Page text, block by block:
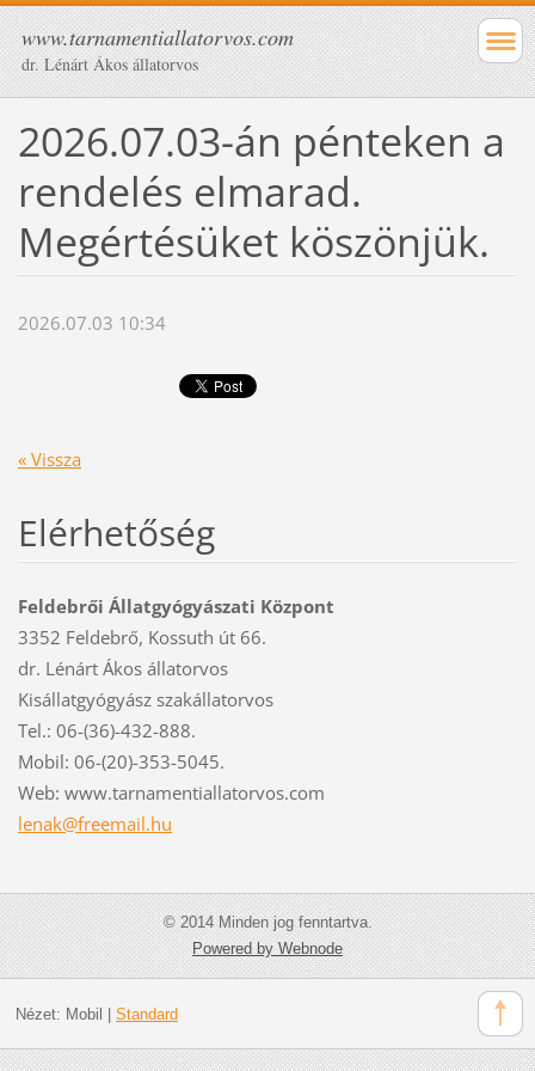
www.tarnamentiallatorvos.com
dr. Lénárt Ákos állatorvos
2026.07.03-án pénteken a
rendelés elmarad.
Megértésüket köszönjük.
2026.07.03 10:34
« Vissza
Elérhetőség
Feldebrői Állatgyógyászati Központ
3352 Feldebrő, Kossuth út 66.
dr. Lénárt Ákos állatorvos
Kisállatgyógyász szakállatorvos
Tel.: 06-(36)-432-888.
Mobil: 06-(20)-353-5045.
Web: www.tarnamentiallatorvos.com
lenak@freemail.hu
© 2014 Minden jog fenntartva.
Powered by Webnode
Nézet: Mobil Standard